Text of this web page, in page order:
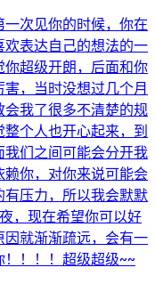
次见你的时候，你在
表达自己的想法的一
超级开朗，后面和你
，当时没想过几个月
我了很多不清楚的规
个人也开心起来，到
们之间可能会分开我
你，对你来说可能会
压力，所以我会默默
，现在希望你可以好
就渐渐疏远，会有一
！！！超级超级~~